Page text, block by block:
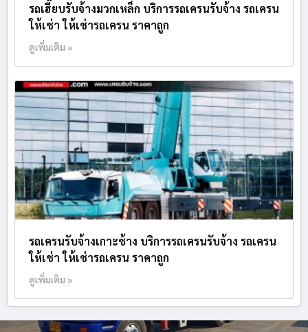
รถเฮี๊ยบรับจ้างมวกเหล็ก บริการรถเครนรับจ้าง รถเครน
ให้เช่า ให้เช่ารถเครน ราคาถูก
ดูเพิ่มเติม »
รถเครนรับจ้างเกาะช้าง บริการรถเครนรับจ้าง รถเครน
ให้เช่า ให้เช่ารถเครน ราคาถูก
ดูเพิ่มเติม »